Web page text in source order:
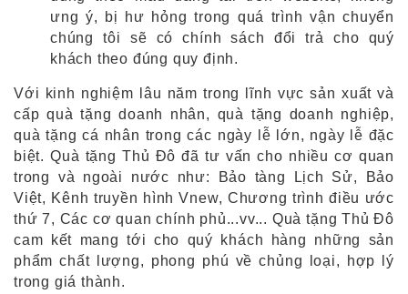
ưng ý, bị hư hỏng trong quá trình vận chuyển
chúng tôi sẽ có chính sách đổi trả cho quý
khách theo đúng quy định.
Với kinh nghiệm lâu năm trong lĩnh vực sản xuất và
cấp quà tặng doanh nhân, quà tặng doanh nghiệp,
quà tặng cá nhân trong các ngày lễ lớn, ngày lễ đặc
biệt. Quà tặng Thủ Đô đã tư vấn cho nhiều cơ quan
trong và ngoài nước như: Bảo tàng Lịch Sử, Bảo
Việt, Kênh truyền hình Vnew, Chương trình điều ước
thứ 7, Các cơ quan chính phủ...vv... Quà tặng Thủ Đô
cam kết mang tới cho quý khách hàng những sản
phẩm chất lượng, phong phú về chủng loại, hợp lý
trong giá thành.